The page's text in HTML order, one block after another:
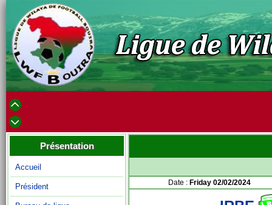
Présentation
Accueil
Président Date : Friday 02/02/2024